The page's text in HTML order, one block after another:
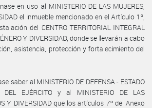
en uso al MINISTERIO DE LAS MUJERES,
el inmueble mencionado en el Artículo 1º,
del CENTRO TERRITORIAL INTEGRAL
Y DIVERSIDAD, donde se llevarán a cabo
asistencia, protección y fortalecimiento del
saber al MINISTERIO DE DEFENSA - ESTADO
DEL EJÉRCITO y al MINISTERIO DE LAS
Y DIVERSIDAD que los artículos 7º del Anexo